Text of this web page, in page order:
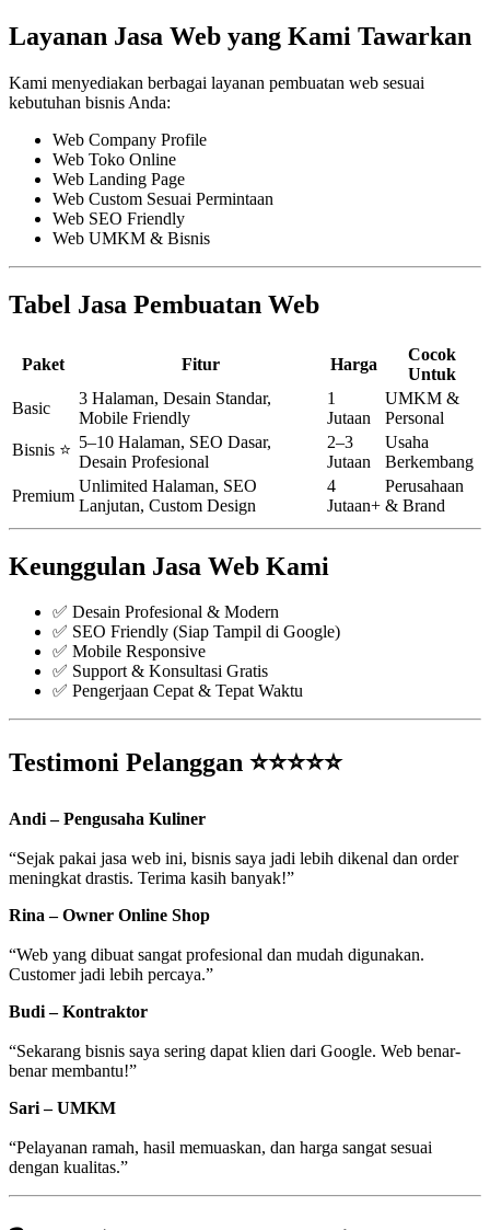
Layanan Jasa Web yang Kami Tawarkan
Kami menyediakan berbagai layanan pembuatan web sesuai
kebutuhan bisnis Anda:
Web Company Profile
Web Toko Online
Web Landing Page
Web Custom Sesuai Permintaan
Web SEO Friendly
Web UMKM & Bisnis
Tabel Jasa Pembuatan Web
Paket Fitur Harga
Cocok
Untuk
Basic
3 Halaman, Desain Standar,
Mobile Friendly
1
Jutaan
UMKM &
Personal
Bisnis ⭐ 5–10 Halaman, SEO Dasar,
Desain Profesional
2–3
Jutaan
Usaha
Berkembang
Premium
Unlimited Halaman, SEO
Lanjutan, Custom Design
4
Jutaan+
Perusahaan
& Brand
Keunggulan Jasa Web Kami
✅ Desain Profesional & Modern
✅ SEO Friendly (Siap Tampil di Google)
✅ Mobile Responsive
✅ Support & Konsultasi Gratis
✅ Pengerjaan Cepat & Tepat Waktu
Testimoni Pelanggan ⭐⭐⭐⭐⭐
Andi – Pengusaha Kuliner
“Sejak pakai jasa web ini, bisnis saya jadi lebih dikenal dan order
meningkat drastis. Terima kasih banyak!”
Rina – Owner Online Shop
“Web yang dibuat sangat profesional dan mudah digunakan.
Customer jadi lebih percaya.”
Budi – Kontraktor
“Sekarang bisnis saya sering dapat klien dari Google. Web benar-
benar membantu!”
Sari – UMKM
“Pelayanan ramah, hasil memuaskan, dan harga sangat sesuai
dengan kualitas.”